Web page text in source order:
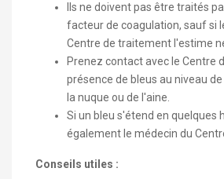
Ils ne doivent pas être traités
facteur de coagulation, sauf si
Centre de traitement l'estime
Prenez contact avec le Centre
présence de bleus au niveau
la nuque ou de l'aine.
Si un bleu s'étend en quelques
également le médecin du
Conseils utiles :